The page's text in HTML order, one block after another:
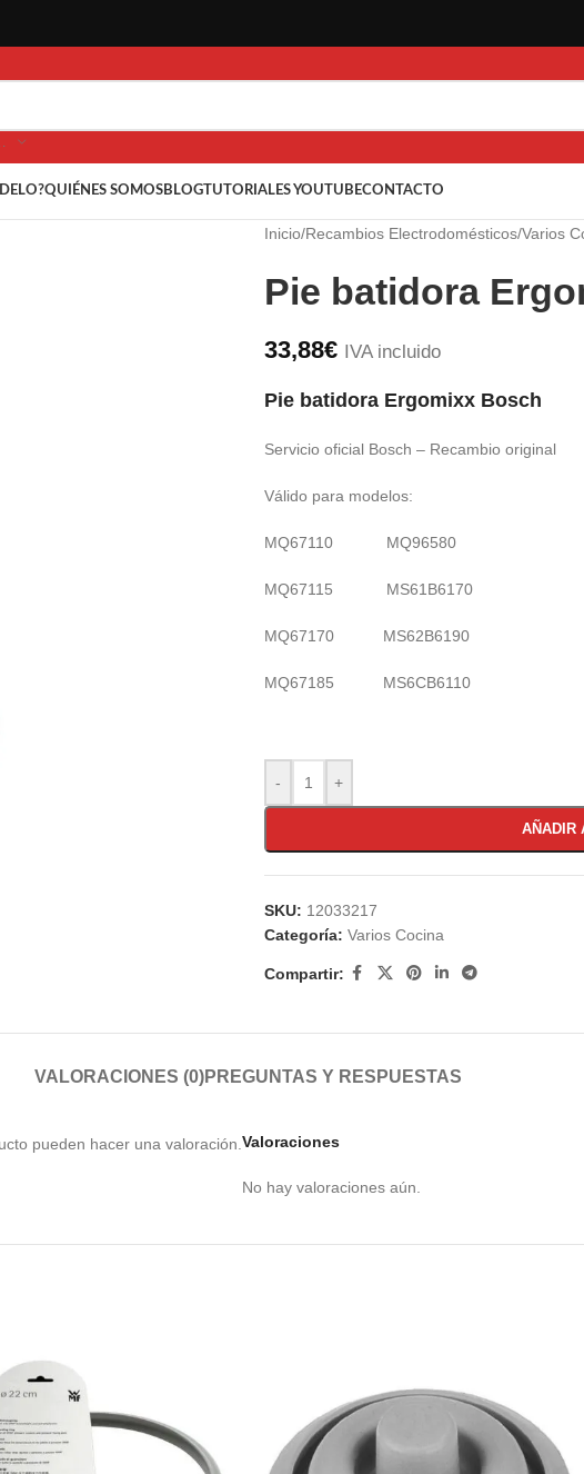
QUIÉNES SOMOSBLOGTUTORIALES YOUTUBECONTACTO
Inicio/Recambios Electrodomésticos/Varios
Pie batidora
33,88€ IVA incluido
Pie batidora Ergomixx Bosch
Servicio oficial Bosch – Recambio original
Válido para modelos:
MQ67110 MQ96580
MQ67115 MS61B6170
MQ67170 MS62B6190
MQ67185 MS6CB6110
- +
AÑADIR
SKU: 12033217
Categoría: Varios Cocina
Compartir:
VALORACIONES (0)PREGUNTAS Y RESPUESTAS
Valoraciones
No hay valoraciones aún.
pueden hacer una valoración.